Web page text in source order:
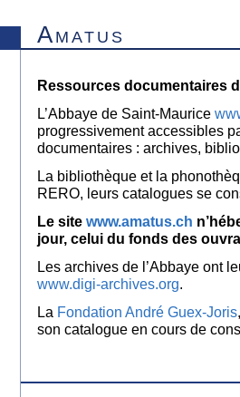
Amatus
Ressources documentaires
L’Abbaye de Saint-Maurice
progressivement accessibles
documentaires : archives,
La bibliothèque et la
RERO, leurs catalogues se
Le site www.amatus.ch
jour, celui du fonds des
Les archives de l’Abbaye ont
www.digi-archives.org.
La Fondation André Guex-Joris
son catalogue en cours de